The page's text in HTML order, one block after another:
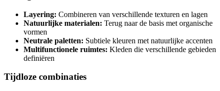
Layering: Combineren van verschillende texturen en lagen
Natuurlijke materialen: Terug naar de basis met organische
vormen
Neutrale paletten: Subtiele kleuren met natuurlijke accenten
Multifunctionele ruimtes: Kleden die verschillende gebieden
definiëren
Tijdloze combinaties